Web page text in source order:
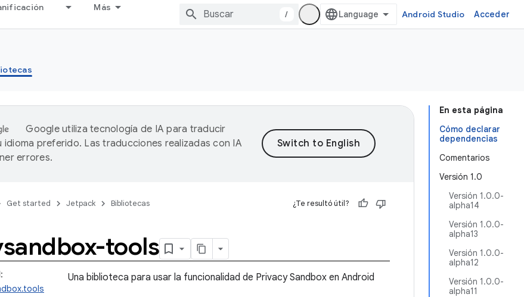
Más
/ Android Studio Acceder
En esta página
Cómo declarar
dependencias
Comentarios
Versión 1.0
Versión 1.0.0-
alpha14
Versión 1.0.0-
alpha13
Versión 1.0.0-
alpha12
Versión 1.0.0-
alpha11
Google utiliza tecnología de IA para traducir
preferido. Las traducciones realizadas con IA
errores.
Get started Jetpack Bibliotecas ¿Te resultó útil?
tools
Una biblioteca para usar la funcionalidad de Privacy Sandbox en Android